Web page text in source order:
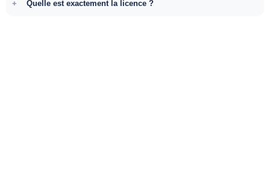
Quelle est exactement la licence ?